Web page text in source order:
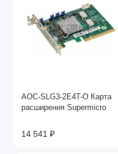
AOC-SLG3-2E4T-O Карта
расширения Supermicro
14 541 ₽